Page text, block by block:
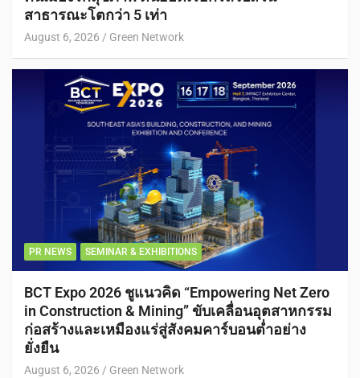
สาธารณะโตกว่า 5 เท่า
August 6, 2026 Green Network
PR NEWS SEMINAR & EXHIBITIONS
BCT Expo 2026 ชูแนวคิด “Empowering Net Zero
in Construction & Mining” ขับเคลื่อนอุตสาหกรรม
ก่อสร้างและเหมืองแร่สู่สังคมคาร์บอนต่ำอย่าง
ยั่งยืน
August 6, 2026 Green Network